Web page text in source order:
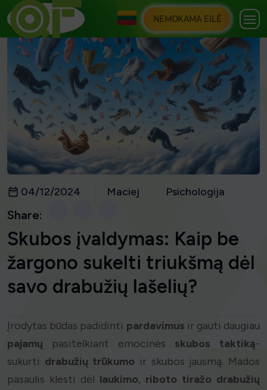
NEMOKAMA EILĖ
04/12/2024 Maciej Psichologija
Share:
Skubos įvaldymas: Kaip be
žargono sukelti triukšmą dėl
savo drabužių lašelių?
Įrodytas būdas padidinti pardavimus ir gauti daugiau
pajamų pasitelkiant emocinės skubos taktiką-
sukurti drabužių trūkumo ir skubos jausmą. Mados
pasaulis klesti dėl laukimo, riboto tiražo drabužių